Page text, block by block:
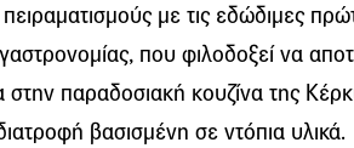
πειραματισμούς με τις εδώδιμες
που φιλοδοξεί να
παραδοσιακή κουζίνα της
βασισμένη σε ντόπια υλικά.